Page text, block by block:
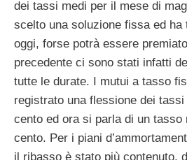
dei tassi medi per il mese di
scelto una soluzione fissa ed ha
oggi, forse potrà essere
precedente ci sono stati infatti
tutte le durate. I mutui a tasso
registrato una flessione dei
cento ed ora si parla di un tasso
cento. Per i piani
il ribasso è stato più contenuto,